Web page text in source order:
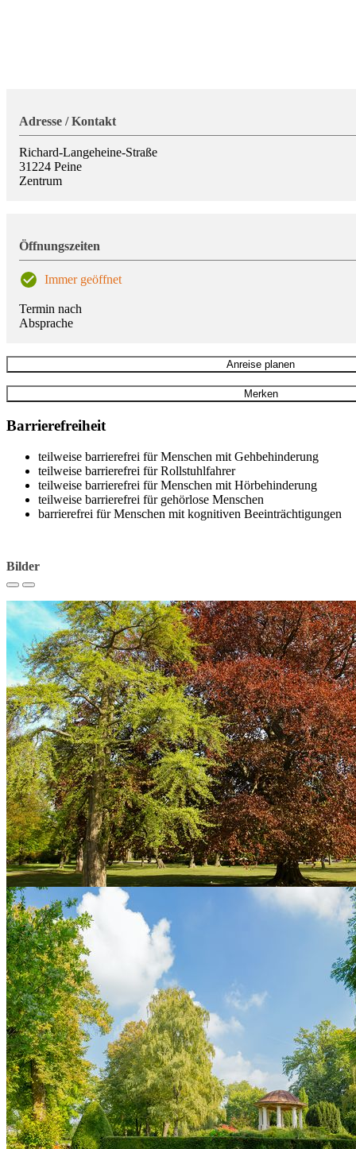
Barrierefreiheit
teilweise barrierefrei für Menschen mit Gehbehinderung
teilweise barrierefrei für Rollstuhlfahrer
teilweise barrierefrei für Menschen mit Hörbehinderung
teilweise barrierefrei für gehörlose Menschen
barrierefrei für Menschen mit kognitiven Beeinträchtigungen
Bilder
Adresse / Kontakt
Richard-Langeheine-Straße
31224 Peine
Zentrum
Öffnungszeiten
Immer geöffnet
Termin nach
Absprache
Anreise planen
Merken